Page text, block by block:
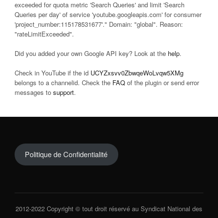
exceeded for quota metric 'Search Queries' and limit 'Search
Queries per day' of service 'youtube.googleapis.com' for consumer
'project_number:115178531677'." Domain: "global". Reason:
"rateLimitExceeded".
Did you added your own Google API key? Look at the help.
Check in YouTube if the id UCYZxsvv0ZbwqeWoLvqw5XMg
belongs to a channelid. Check the FAQ of the plugin or send error
messages to support.
Politique de Confidentialité
2012-2022 Copyright © tout droit réservé au Syndicat National des